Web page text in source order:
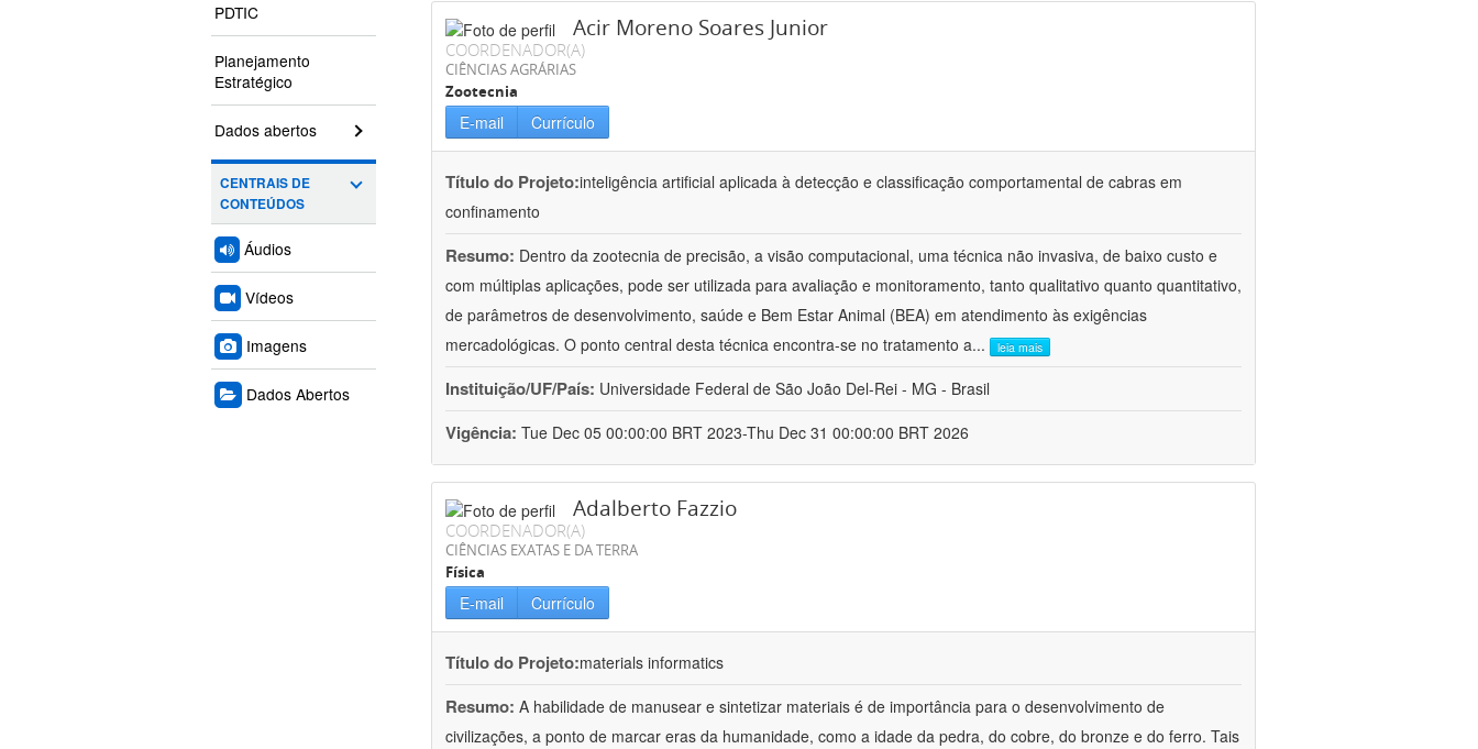
PDTIC
Planejamento
Estratégico
Dados abertos
CENTRAIS DE
CONTEÚDOS
Áudios
Vídeos
Imagens
Dados Abertos
Acir Moreno Soares Junior
COORDENADOR(A)
CIÊNCIAS AGRÁRIAS
Zootecnia
E-mail Currículo
Título do Projeto:inteligência artificial aplicada à detecção e classificação comportamental de cabras em
confinamento
Resumo: Dentro da zootecnia de precisão, a visão computacional, uma técnica não invasiva, de baixo custo e
com múltiplas aplicações, pode ser utilizada para avaliação e monitoramento, tanto qualitativo quanto quantitativo,
de parâmetros de desenvolvimento, saúde e Bem Estar Animal (BEA) em atendimento às exigências
mercadológicas. O ponto central desta técnica encontra-se no tratamento a... leia mais
Instituição/UF/País: Universidade Federal de São João Del-Rei - MG - Brasil
Vigência: Tue Dec 05 00:00:00 BRT 2023-Thu Dec 31 00:00:00 BRT 2026
Adalberto Fazzio
COORDENADOR(A)
CIÊNCIAS EXATAS E DA TERRA
Física
E-mail Currículo
Título do Projeto:materials informatics
Resumo: A habilidade de manusear e sintetizar materiais é de importância para o desenvolvimento de
civilizações, a ponto de marcar eras da humanidade, como a idade da pedra, do cobre, do bronze e do ferro. Tais